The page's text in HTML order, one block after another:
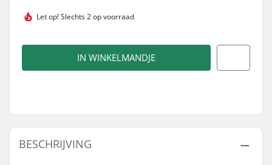
Let op!Slechts 2 op voorraad
IN WINKELMANDJE
BESCHRIJVING